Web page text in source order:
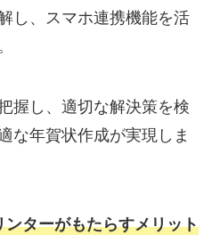
し、スマホ連携機能を活
握し、適切な解決策を検
な年賀状作成が実現しま
ターがもたらすメリット